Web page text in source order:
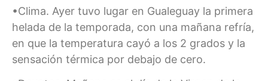
•Clima. Ayer tuvo lugar en Gualeguay la primera
helada de la temporada, con una mañana refría,
en que la temperatura cayó a los 2 grados y la
sensación térmica por debajo de cero.